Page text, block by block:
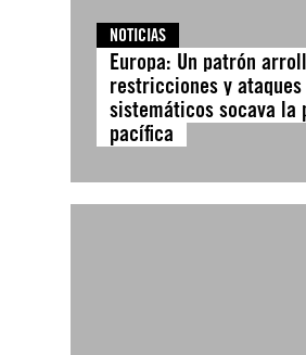
NOTICIAS
Europa: Un patrón
restricciones y ataques
sistemáticos socava la
pacífica